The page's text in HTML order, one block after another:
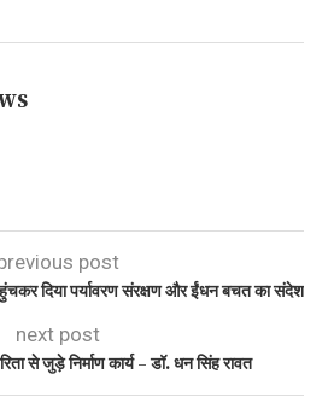
post
दिया पर्यावरण संरक्षण और ईंधन बचत का संदेश
next post
से जुड़े निर्माण कार्य – डॉ. धन सिंह रावत